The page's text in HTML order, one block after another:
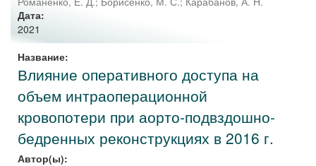
Дата:
2021
Название:
Влияние оперативного доступа на
объем интраоперационной
кровопотери при аорто-подвздошно-
бедренных реконструкциях в 2016 г.
Автор(ы):